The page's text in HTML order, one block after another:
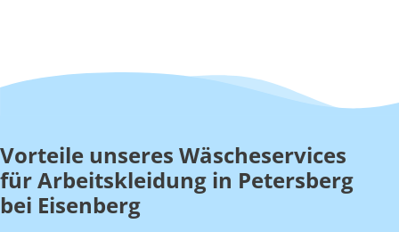
Vorteile unseres Wäscheservices
für Arbeitskleidung in Petersberg
bei Eisenberg